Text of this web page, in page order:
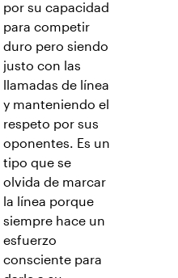
por su capacidad
para competir
duro pero siendo
justo con las
llamadas de línea
y manteniendo el
respeto por sus
oponentes. Es un
tipo que se
olvida de marcar
la línea porque
siempre hace un
esfuerzo
consciente para